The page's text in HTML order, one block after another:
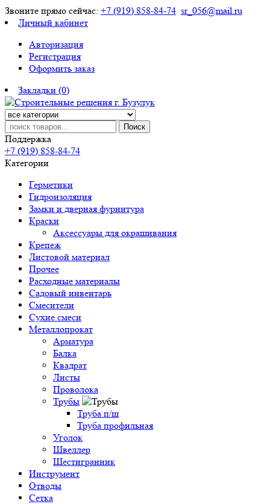
Звоните прямо сейчас: +7 (919) 858-84-74 sr_056@mail.ru
Личный кабинет
Авторизация
Регистрация
Оформить заказ
Закладки (0)
Поиск
Поддержка
+7 (919) 858-84-74
Категории
Герметики
Гидроизоляция
Замки и дверная фурнитура
Краски
Аксессуары для окрашивания
Крепеж
Листовой материал
Прочее
Расходные материалы
Садовый инвентарь
Смесители
Сухие смеси
Металлопрокат
Арматура
Балка
Квадрат
Листы
Проволока
Трубы
Труба п/ш
Труба профильная
Уголок
Швеллер
Шестигранник
Инструмент
Отводы
Сетка